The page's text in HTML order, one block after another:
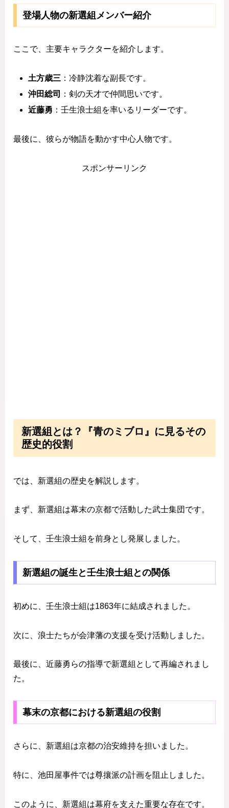
登場人物の新選組メンバー紹介
ここで、主要キャラクターを紹介します。
土方歳三 ：冷静沈着な副長です。
沖田総司
：剣の天才で仲間思いです。
近藤勇 ：壬生浪士組を率いるリーダーです。
最後に、彼らが物語を動かす中心人物です。
スポンサーリンク
新選組とは？『青のミブロ』に見るその
歴史的役割
では、新選組の歴史を解説します。
まず、新選組は幕末の京都で活動した武士集団です。
そして、壬生浪士組を前身とし発展しました。
新選組の誕生と壬生浪士組との関係
初めに、壬生浪士組は1863年に結成されました。
次に、浪士たちが会津藩の支援を受け活動しました。
最後に、近藤勇らの指導で新選組として再編されまし
た。
幕末の京都における新選組の役割
さらに、新選組は京都の治安維持を担いました。
特に、池田屋事件では尊攘派の計画を阻止しました。
このように、新選組は幕府を支えた重要な存在です。